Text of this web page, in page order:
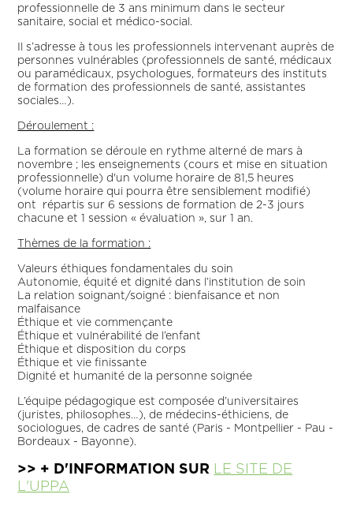
professionnelle de 3 ans minimum dans le secteur
sanitaire, social et médico-social.
Il s’adresse à tous les professionnels intervenant auprès de
personnes vulnérables (professionnels de santé, médicaux
ou paramédicaux, psychologues, formateurs des instituts
de formation des professionnels de santé, assistantes
sociales…).
Déroulement :
La formation se déroule en rythme alterné de mars à
novembre ; les enseignements (cours et mise en situation
professionnelle) d'un volume horaire de 81,5 heures
(volume horaire qui pourra être sensiblement modifié)
ont répartis sur 6 sessions de formation de 2-3 jours
chacune et 1 session « évaluation », sur 1 an.
Thèmes de la formation :
Valeurs éthiques fondamentales du soin
Autonomie, équité et dignité dans l’institution de soin
La relation soignant/soigné : bienfaisance et non
malfaisance
Éthique et vie commençante
Éthique et vulnérabilité de l’enfant
Éthique et disposition du corps
Éthique et vie finissante
Dignité et humanité de la personne soignée
L’équipe pédagogique est composée d’universitaires
(juristes, philosophes…), de médecins-éthiciens, de
sociologues, de cadres de santé (Paris - Montpellier - Pau -
Bordeaux - Bayonne).
>> + D'INFORMATION SUR LE SITE DE
L'UPPA